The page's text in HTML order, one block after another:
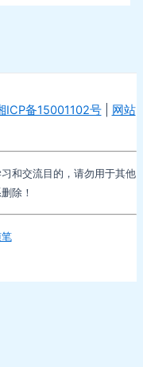
ICP备15001102号| 网站
和交流目的，请勿用于其他
除！